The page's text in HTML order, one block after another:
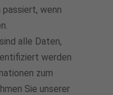
wenn
alle Daten,
werden
zum
Sie unserer